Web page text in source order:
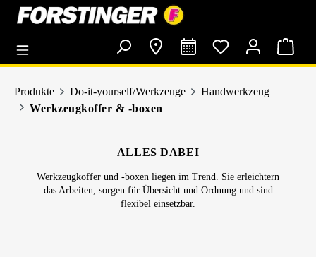
springen
Produkte Do-it-yourself/Werkzeuge
Handwerkzeug
Werkzeugkoffer & -boxen
ALLES DABEI
Werkzeugkoffer und -boxen liegen im Trend. Sie erleichtern
das Arbeiten, sorgen für Übersicht und Ordnung und sind
flexibel einsetzbar.